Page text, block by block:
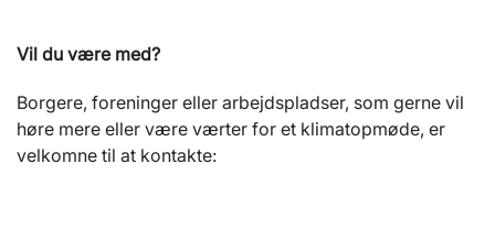
Vil du være med?
Borgere, foreninger eller arbejdspladser, som gerne vil
høre mere eller være værter for et klimatopmøde, er
velkomne til at kontakte: